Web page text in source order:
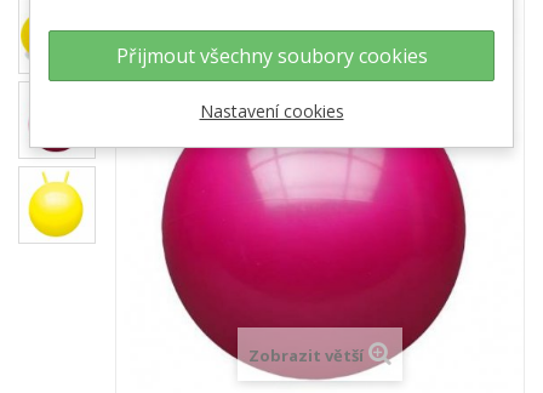
Zobrazit větší
Přijmout všechny soubory cookies
Nastavení cookies